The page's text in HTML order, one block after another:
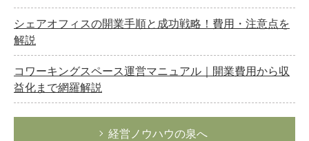
シェアオフィスの開業手順と成功戦略！費用・注意点を
解説
コワーキングスペース運営マニュアル｜開業費用から収
益化まで網羅解説
経営ノウハウの泉へ